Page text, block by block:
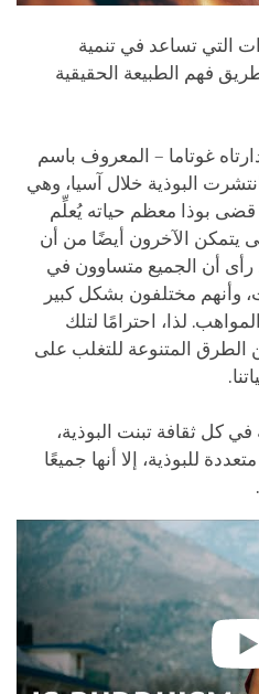
التي تساعد في تنمية
طريق فهم الطبيعة الحقيقية
غوتاما – المعروف باسم
مضت، انتشرت البوذية خلال آسيا، وهي
قضى بوذا معظم حياته يُعلِّم
يتمكن الآخرون أيضًا من أن
رأى أن الجميع متساوون في
وأنهم مختلفون بشكل كبير
لذا، احترامًا لتلك
الطرق المتنوعة للتغلب على
كل ثقافة تبنت البوذية،
للبوذية، إلا أنها جميعًا